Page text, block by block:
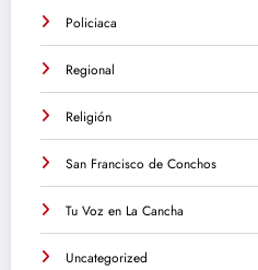
Policiaca
Regional
Religión
San Francisco de Conchos
Tu Voz en La Cancha
Uncategorized